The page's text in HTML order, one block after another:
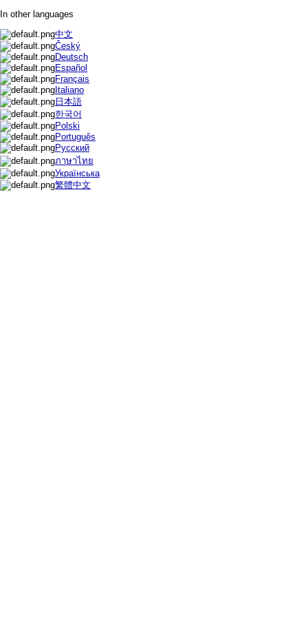
In other languages
中文
Český
Deutsch
Español
Français
Italiano
日本語
한국어
Polski
Português
Русский
ภาษาไทย
Українська
繁體中文